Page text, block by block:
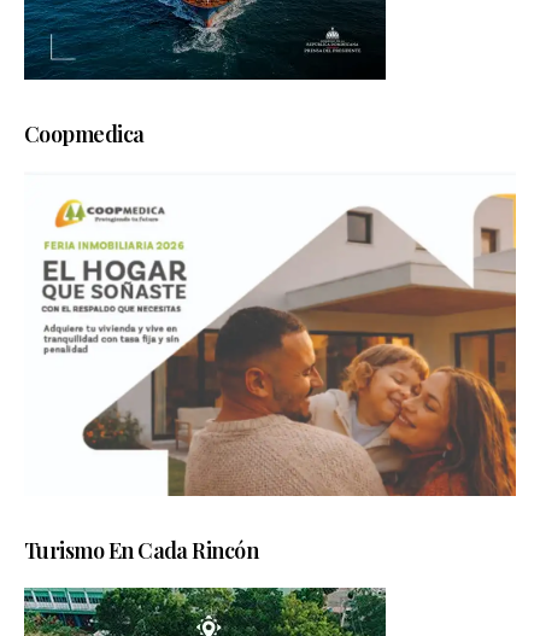
Coopmedica
Turismo En Cada Rincón